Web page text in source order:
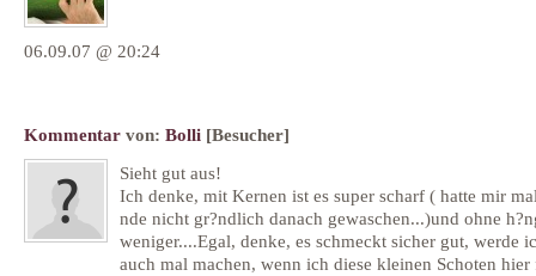
06.09.07 @ 20:24
Kommentar von: Bolli [Besucher]
Sieht gut aus!
Ich denke, mit Kernen ist es super scharf ( hatte mir
nde nicht gr?ndlich danach gewaschen...)und ohne
weniger....Egal, denke, es schmeckt sicher gut, werde
auch mal machen, wenn ich diese kleinen Schoten